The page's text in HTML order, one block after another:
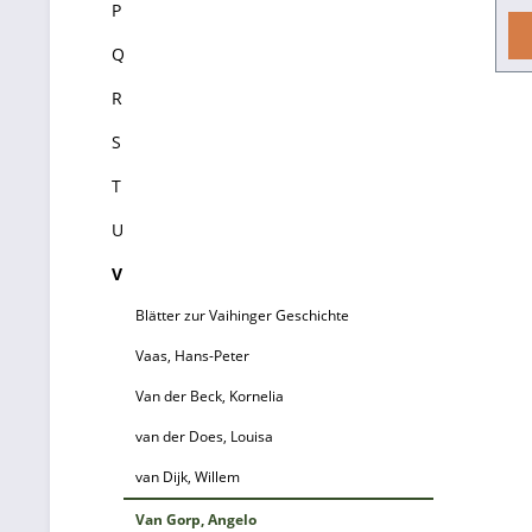
P
Q
R
S
T
U
V
Blätter zur Vaihinger Geschichte
Vaas, Hans-Peter
Van der Beck, Kornelia
van der Does, Louisa
van Dijk, Willem
Van Gorp, Angelo